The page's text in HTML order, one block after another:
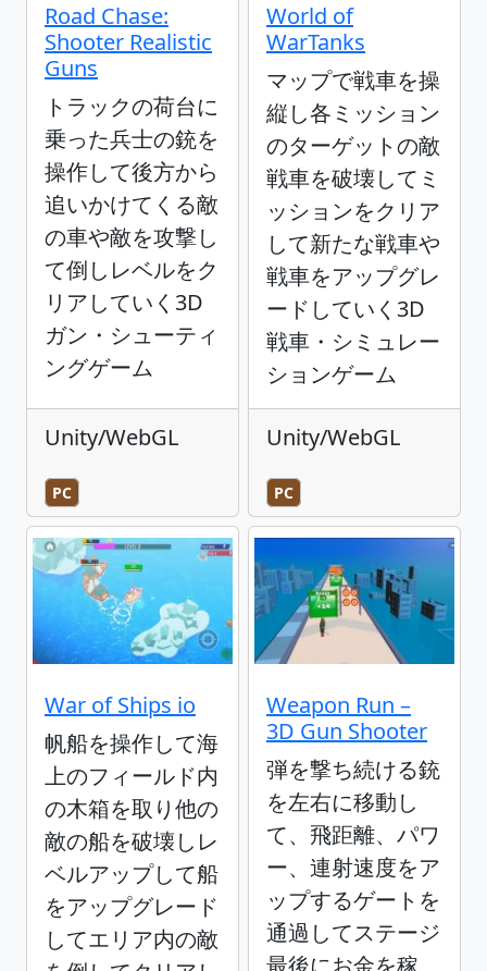
Road Chase:
Shooter Realistic
Guns
トラックの荷台に
乗った兵士の銃を
操作して後方から
追いかけてくる敵
の車や敵を攻撃し
て倒しレベルをク
リアしていく3D
ガン・シューティ
ングゲーム
Unity/WebGL
PC
World of
WarTanks
マップで戦車を操
縦し各ミッション
のターゲットの敵
戦車を破壊してミ
ッションをクリア
して新たな戦車や
戦車をアップグレ
ードしていく3D
戦車・シミュレー
ションゲーム
Unity/WebGL
PC
War of Ships io
帆船を操作して海
上のフィールド内
の木箱を取り他の
敵の船を破壊しレ
ベルアップして船
をアップグレード
してエリア内の敵
Weapon Run –
3D Gun Shooter
弾を撃ち続ける銃
を左右に移動し
て、飛距離、パワ
ー、連射速度をア
ップするゲートを
通過してステージ